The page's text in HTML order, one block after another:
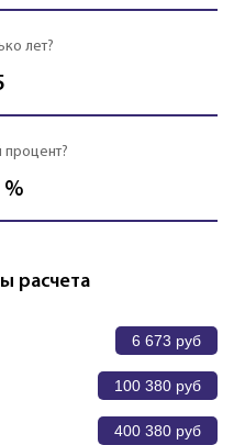
лет?
%
расчета
6 673 руб
100 380 руб
400 380 руб